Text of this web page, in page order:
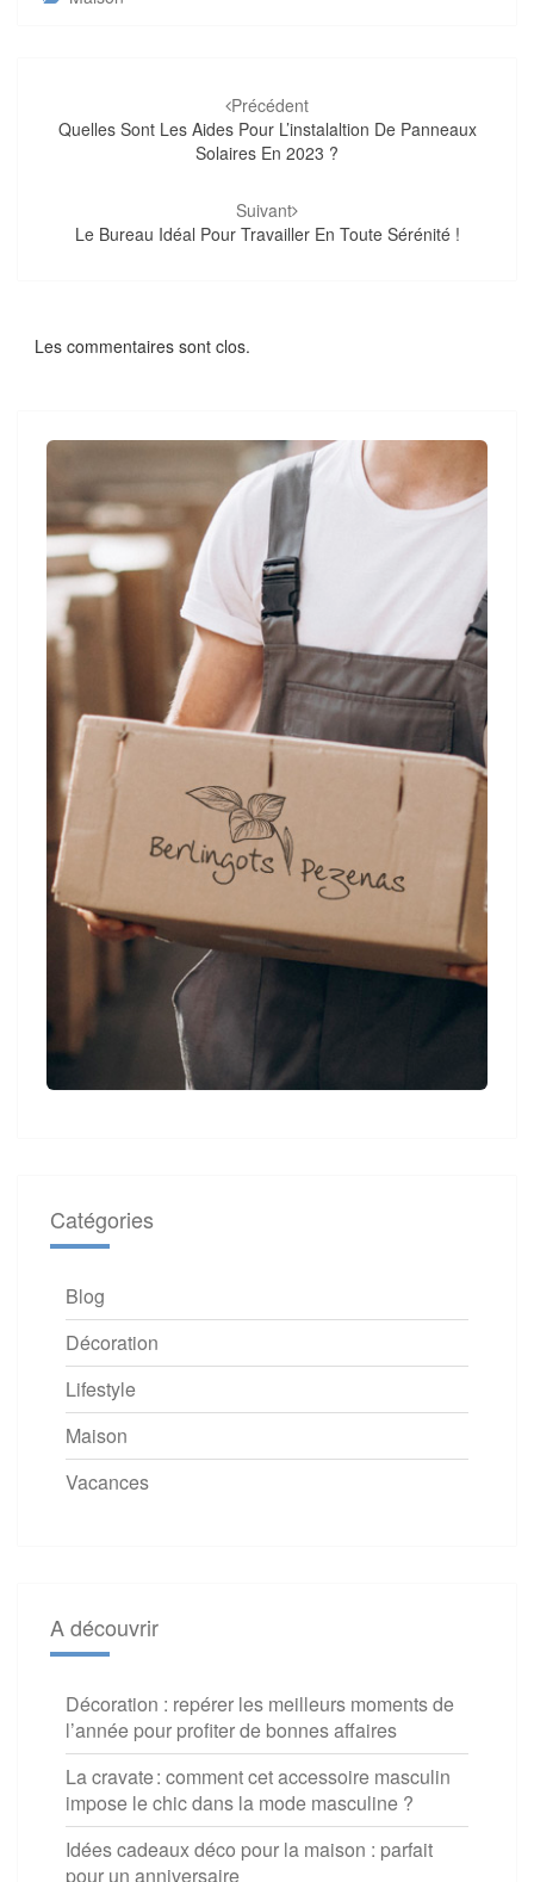
d'article
Précédent
Quelles Sont Les Aides Pour L’instalaltion De Panneaux
Solaires En 2023 ?
Suivant
Le Bureau Idéal Pour Travailler En Toute Sérénité !
Les commentaires sont clos.
Catégories
Blog
Décoration
Lifestyle
Maison
Vacances
A découvrir
Décoration : repérer les meilleurs moments de
l’année pour profiter de bonnes affaires
La cravate : comment cet accessoire masculin
impose le chic dans la mode masculine ?
Idées cadeaux déco pour la maison : parfait
pour un anniversaire